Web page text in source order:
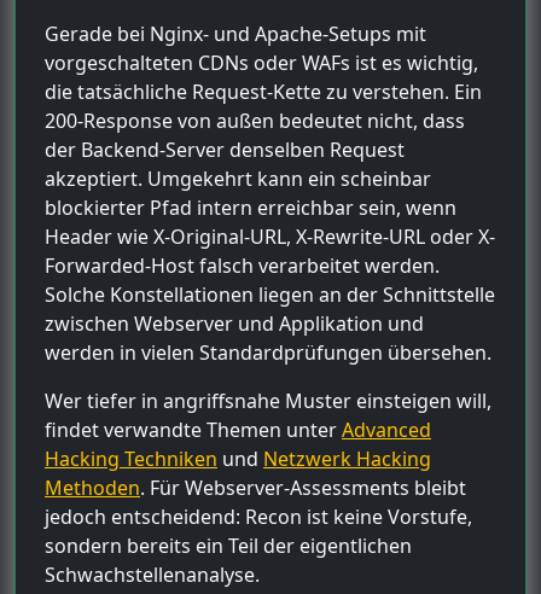
Gerade bei Nginx- und Apache-Setups mit
vorgeschalteten CDNs oder WAFs ist es wichtig,
die tatsächliche Request-Kette zu verstehen. Ein
200-Response von außen bedeutet nicht, dass
der Backend-Server denselben Request
akzeptiert. Umgekehrt kann ein scheinbar
blockierter Pfad intern erreichbar sein, wenn
Header wie X-Original-URL, X-Rewrite-URL oder X-
Forwarded-Host falsch verarbeitet werden.
Solche Konstellationen liegen an der Schnittstelle
zwischen Webserver und Applikation und
werden in vielen Standardprüfungen übersehen.
Wer tiefer in angriffsnahe Muster einsteigen will,
findet verwandte Themen unterAdvanced
Hacking Techniken und Netzwerk Hacking
Methoden. Für Webserver-Assessments bleibt
jedoch entscheidend: Recon ist keine Vorstufe,
sondern bereits ein Teil der eigentlichen
Schwachstellenanalyse.